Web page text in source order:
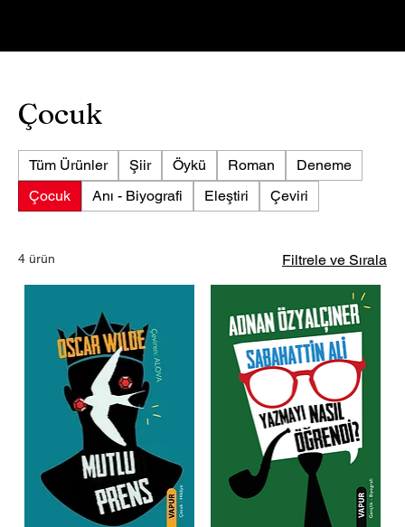
Çocuk
Tüm Ürünler Şiir Öykü Roman
Deneme
Çocuk
Anı - Biyografi Eleştiri Çeviri
4 ürün Filtrele ve Sırala